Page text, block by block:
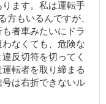
ます。私は運転手
方もいるんですが、
者車みたいにドラ
なくても、危険な
反切符を切ってく
転者を取り締まる
は右折できないル